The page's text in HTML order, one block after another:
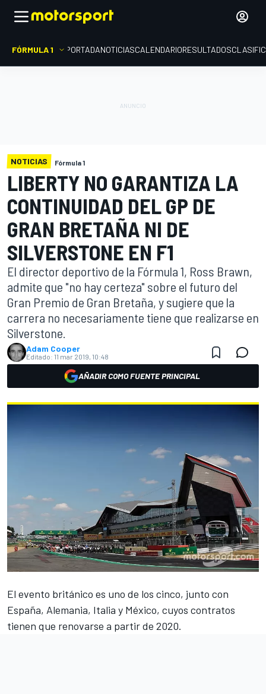
FÓRMULA 1 PORTADANOTICIASCALENDARIORESULTADOS
NOTICIAS Fórmula 1
LIBERTY NO GARANTIZA LA
CONTINUIDAD DEL GP DE
GRAN BRETAÑA NI DE
SILVERSTONE EN F1
El director deportivo de la Fórmula 1, Ross Brawn,
admite que "no hay certeza" sobre el futuro del
Gran Premio de Gran Bretaña, y sugiere que la
carrera no necesariamente tiene que realizarse en
Silverstone.
Adam Cooper
Editado: 11 mar 2019, 10:48
AÑADIR COMO FUENTE PRINCIPAL
El evento británico es uno de los cinco, junto con
España, Alemania, Italia y México, cuyos contratos
tienen que renovarse a partir de 2020.